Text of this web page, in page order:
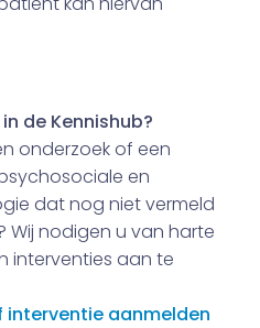
de Kennishub?
onderzoek of een
en
dat nog niet vermeld
Wij nodigen u van harte
interventies aan te
interventie aanmelden